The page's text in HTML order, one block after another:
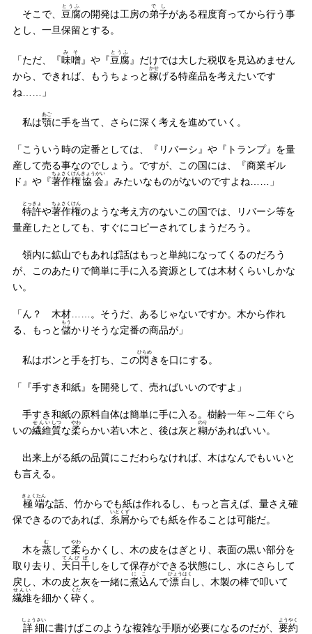
そこで、 豆腐
とうふ
の開発は工房の弟子
でし
がある程度育ってから行う事
とし、一旦保留とする。
「ただ、『味噌
みそ
』や『豆腐
とうふ
』だけでは大した税収を見込めません
から、できれば、もうちょっと稼
かせ
げる特産品を考えたいです
ね……」
私は顎
あご
に手を当て、さらに深く考えを進めていく。
「こういう時の定番としては、『リバーシ』や『トランプ』を量
産して売る事なのでしょう。ですが、この国には、『商業ギル
ド』や『著作権
ちょさくけん
協会
きょうかい
』みたいなものがないのですよね……」
特許
とっきょ
や著作権
ちょさくけん
のような考え方のないこの国では、リバーシ等を
量産したとしても、すぐにコピーされてしまうだろう。
領内に鉱山でもあれば話はもっと単純になってくるのだろう
が、このあたりで簡単に手に入る資源としては木材くらいしかな
い。
「ん？ 木材……。そうだ、あるじゃないですか。木から作れ
る、もっと儲
もう
かりそうな定番の商品が」
私はポンと手を打ち、この閃
ひらめ
きを口にする。
「『手すき和紙』を開発して、売ればいいのですよ」
手すき和紙の原料自体は簡単に手に入る。樹齢一年～二年ぐら
いの繊維
せんい
質
しつ
な柔
やわ
らかい若い木と、後は灰と糊
のり
があればいい。
出来上がる紙の品質にこだわらなければ、木はなんでもいいと
も言える。
極端
きょくたん
な話、竹からでも紙は作れるし、もっと言えば、量さえ確
保できるのであれば、 糸屑
いとくず
からでも紙を作ることは可能だ。
木を蒸
む
して柔
やわ
らかくし、木の皮をはぎとり、表面の黒い部分を
取り去り、 天日
てんぴ
干
ぼ
しをして保存ができる状態にし、水にさらして
戻し、木の皮と灰を一緒に煮込
にこ
んで漂白
ひょうはく
し、木製の棒で叩いて
繊維
せんい
を細かく 砕
くだ
く。
詳細
しょうさい
に書けばこのような複雑な手順が必要になるのだが、 要約
ようやく